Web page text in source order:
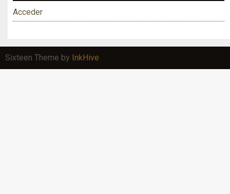
Acceder
Sixteen Theme by InkHive